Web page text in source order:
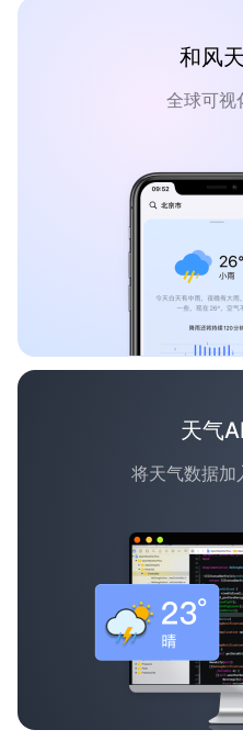
和风
全球可视
天气
将天气数据加